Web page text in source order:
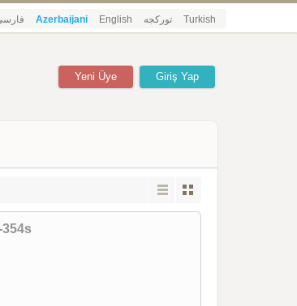
Azerbaijani English تورکجه Turkish
Giriş Yap
Yeni Üye
354s